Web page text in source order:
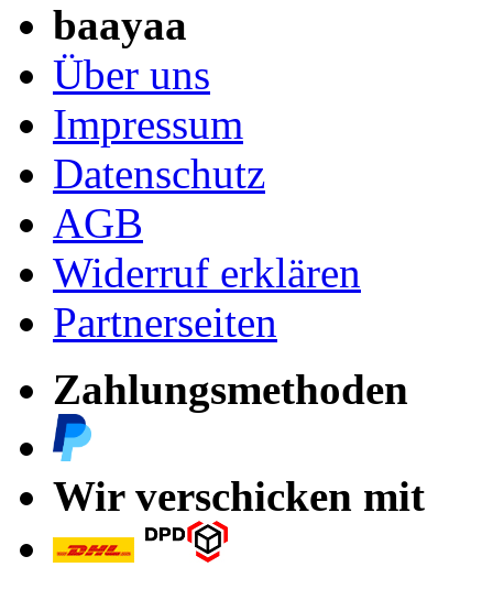
baayaa
Über uns
Impressum
Datenschutz
AGB
Widerruf erklären
Partnerseiten
Zahlungsmethoden
Wir verschicken mit